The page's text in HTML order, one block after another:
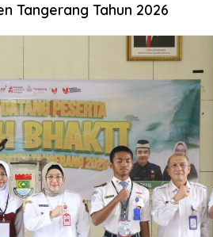
Tangerang Tahun 2026